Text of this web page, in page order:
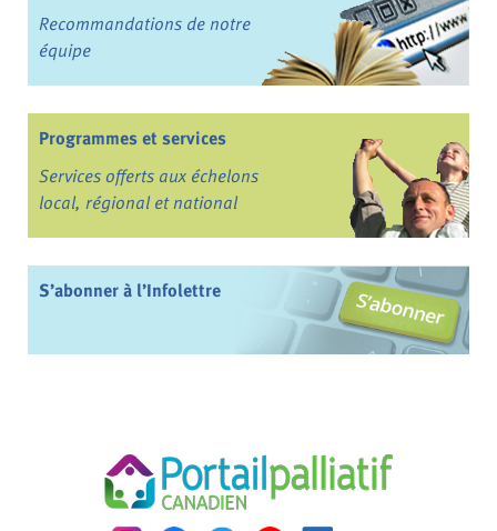
Recommandations de notre
équipe
Programmes et services
Services offerts aux échelons
local, régional et national
S’abonner à l’Infolettre